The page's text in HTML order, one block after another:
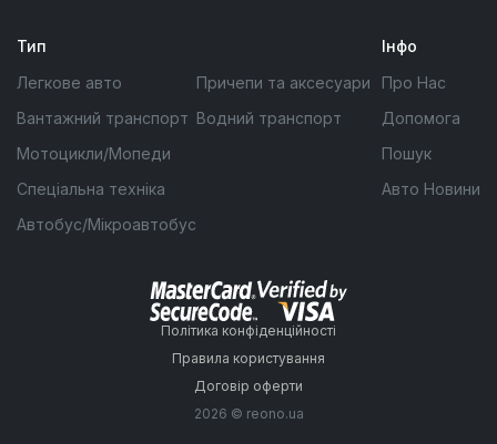
Тип
Легкове авто
Вантажний транспорт
Мотоцикли/Мопеди
Спеціальна техніка
Автобус/Мікроавтобус
Причепи та аксесуари
Водний транспорт
Інфо
Про Нас
Допомога
Пошук
Авто Новини
Політика конфіденційності
Правила користування
Договір оферти
2026 © reono.ua